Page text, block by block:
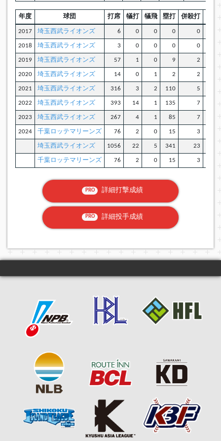
年度 球団 打席 犠打 犠飛 塁打 併殺打 盗塁
2017 埼玉西武ライオンズ 6 0 0 0 0 0
2018 埼玉西武ライオンズ 3 0 0 0 0
2019 埼玉西武ライオンズ 57 1 0 9 2
2020 埼玉西武ライオンズ 14 0 1 2 2
2021 埼玉西武ライオンズ 316 3 2 110 5
2022 埼玉西武ライオンズ 393 14 1 135 7 8
2023 埼玉西武ライオンズ 267 4 1 85 7 2
2024 千葉ロッテマリーンズ 76 2 0 15 3
埼玉西武ライオンズ 1056 22 5 341 23
千葉ロッテマリーンズ 76 2 0 15 3
PRO 詳細打撃成績
PRO 詳細投手成績